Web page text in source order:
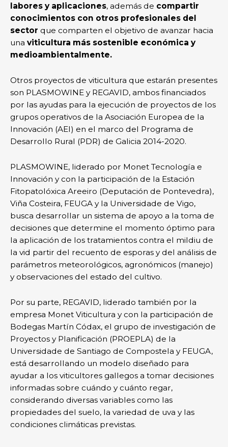
labores y aplicaciones, además de compartir
conocimientos con otros profesionales del
sector que comparten el objetivo de avanzar hacia
una viticultura más sostenible económica y
medioambientalmente.
Otros proyectos de viticultura que estarán presentes
son PLASMOWINE y REGAVID, ambos financiados
por las ayudas para la ejecución de proyectos de los
grupos operativos de la Asociación Europea de la
Innovación (AEI) en el marco del Programa de
Desarrollo Rural (PDR) de Galicia 2014-2020.
PLASMOWINE, liderado por Monet Tecnología e
Innovación y con la participación de la Estación
Fitopatolóxica Areeiro (Deputación de Pontevedra),
Viña Costeira, FEUGA y la Universidade de Vigo,
busca desarrollar un sistema de apoyo a la toma de
decisiones que determine el momento óptimo para
la aplicación de los tratamientos contra el mildiu de
la vid partir del recuento de esporas y del análisis de
parámetros meteorológicos, agronómicos (manejo)
y observaciones del estado del cultivo.
Por su parte, REGAVID, liderado también por la
empresa Monet Viticultura y con la participación de
Bodegas Martín Códax, el grupo de investigación de
Proyectos y Planificación (PROEPLA) de la
Universidade de Santiago de Compostela y FEUGA,
está desarrollando un modelo diseñado para
ayudar a los viticultores gallegos a tomar decisiones
informadas sobre cuándo y cuánto regar,
considerando diversas variables como las
propiedades del suelo, la variedad de uva y las
condiciones climáticas previstas.